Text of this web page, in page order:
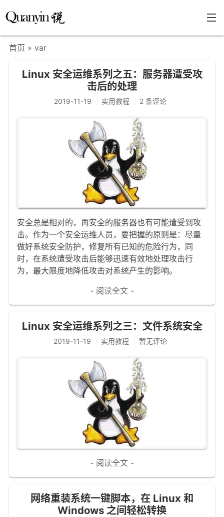
文章分类
瞎说杂谈
学海泛舟
精华荟萃
福利共享
其他页面
关于
只言片语
文章归档
谷歌站内搜索
赞赏与支持
首页 » var
Linux 安全运维系列之五：服务器遭受攻
击后的处理
2019-11-19 实用教程 2 条评论
安全总是相对的，再安全的服务器也有可能遭受到攻
击。作为一个安全运维人员，要把握的原则是：尽量
做好系统安全防护，修复所有已知的危险行为，同
时，在系统遭受攻击后能够迅速有效地处理攻击行
为，最大限度地降低攻击对系统产生的影响。
- 阅读全文 -
Linux 安全运维系列之三：文件系统安全
2019-11-19 实用教程 暂无评论
- 阅读全文 -
网络重装系统一键脚本，在 Linux 和
Windows 之间轻松转换